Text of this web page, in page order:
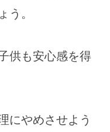
う。
供も安心感を得
にやめさせよう